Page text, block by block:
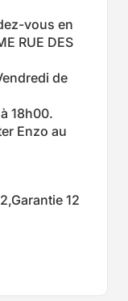
vous en
RUE DES
de
18h00.
Enzo au
12